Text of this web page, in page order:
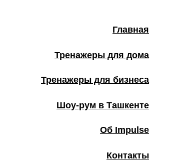
Главная
Тренажеры для дома
Тренажеры для бизнеса
Шоу-рум в Ташкенте
Об Impulse
Контакты